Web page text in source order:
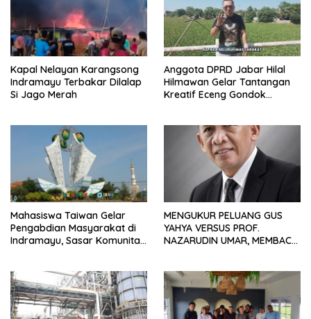
Kapal Nelayan Karangsong
Indramayu Terbakar Dilalap
Si Jago Merah
Anggota DPRD Jabar Hilal
Hilmawan Gelar Tantangan
Kreatif Eceng Gondok
Mahasiswa Taiwan Gelar
Pengabdian Masyarakat di
Indramayu, Sasar Komunitas
MENGUKUR PELUANG GUS
YAHYA VERSUS PROF.
NAZARUDIN UMAR, MEMBACA